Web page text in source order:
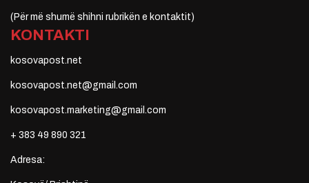
(Për më shumë shihni rubrikën e kontaktit)
KONTAKTI
kosovapost.net
kosovapost.net@gmail.com
kosovapost.marketing@gmail.com
+ 383 49 890 321
Adresa: